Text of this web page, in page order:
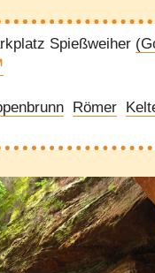
Spießweiher
Römer